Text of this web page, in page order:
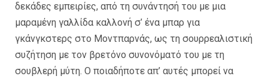
δεκάδες εμπειρίες, από τη συνάντησή του με μια
μαραμένη γαλλίδα καλλονή σ’ ένα μπαρ για
γκάνγκστερς στο Μοντπαρνάς, ως τη σουρρεαλιστική
συζήτηση με τον βρετόνο συνονόματό του με τη
σουβλερή μύτη. Ο ποιαδήποτε απ’ αυτές μπορεί να